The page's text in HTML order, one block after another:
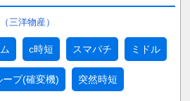
三洋物産）
c時短 スマパチ ミドル
ープ(確変機) 突然時短